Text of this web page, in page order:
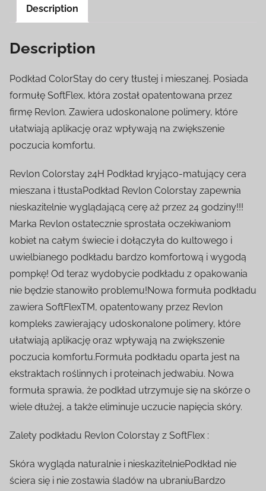
Description
Description
Podkład ColorStay do cery tłustej i mieszanej. Posiada
formułę SoftFlex, która został opatentowana przez
firmę Revlon. Zawiera udoskonalone polimery, które
ułatwiają aplikację oraz wpływają na zwiększenie
poczucia komfortu.
Revlon Colorstay 24H Podkład kryjąco-matujący cera
mieszana i tłustaPodkład Revlon Colorstay zapewnia
nieskazitelnie wyglądającą cerę aż przez 24 godziny!!!
Marka Revlon ostatecznie sprostała oczekiwaniom
kobiet na całym świecie i dołączyła do kultowego i
uwielbianego podkładu bardzo komfortową i wygodą
pompkę! Od teraz wydobycie podkładu z opakowania
nie będzie stanowiło problemu!Nowa formuła podkładu
zawiera SoftFlexTM, opatentowany przez Revlon
kompleks zawierający udoskonalone polimery, które
ułatwiają aplikację oraz wpływają na zwiększenie
poczucia komfortu.Formuła podkładu oparta jest na
ekstraktach roślinnych i proteinach jedwabiu. Nowa
formuła sprawia, że podkład utrzymuje się na skórze o
wiele dłużej, a także eliminuje uczucie napięcia skóry.
Zalety podkładu Revlon Colorstay z SoftFlex :
Skóra wygląda naturalnie i nieskazitelniePodkład nie
ściera się i nie zostawia śladów na ubraniuBardzo